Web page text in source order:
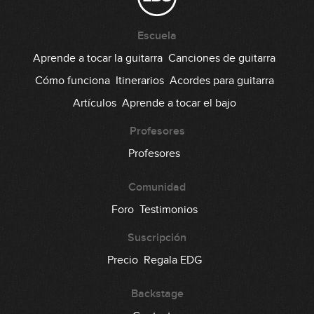
Patrones rítmicos con
13:34
semicorcheas (parte 2)
Cambios de acordes (parte 1)
Cambios de acordes (parte 2)
Cambios de acordes (parte 3)
Escuela
Aprende a tocar la guitarra Canciones de guitarra
Cómo funciona Itinerarios Acordes para guitarra
Artículos Aprende a tocar el bajo
Profesores
Profesores
Comunidad
Foro Testimonios
Suscripción
Precio Regala EDG
Backstage